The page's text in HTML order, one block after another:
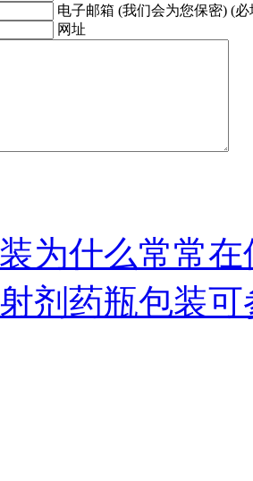
电子邮箱 (我们会为您保密) (必
网址
为什么常常
剂药瓶包装